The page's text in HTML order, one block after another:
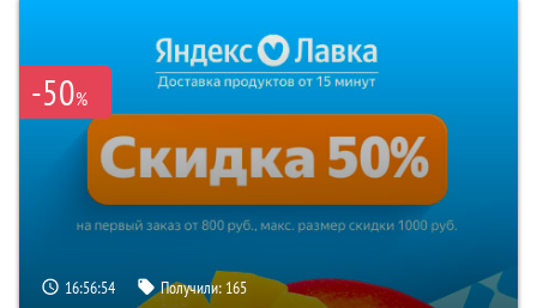
-50%
16:56:54 Получили: 165